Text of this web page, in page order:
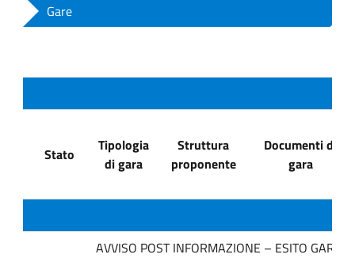
Gare
Stato
Tipologia
di gara
Struttura
proponente
Documenti di
gara
AVVISO POST INFORMAZIONE – ESITO